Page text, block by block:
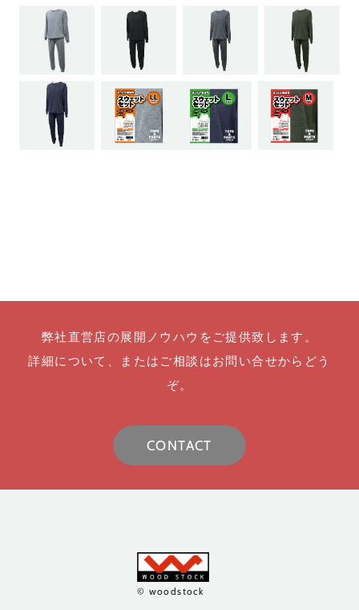
弊社直営店の展開ノウハウをご提供致します。
詳細について、またはご相談はお問い合せからどう
ぞ。
CONTACT
© woodstock